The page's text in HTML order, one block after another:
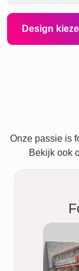
Design
Onze passie is
Bekijk ook